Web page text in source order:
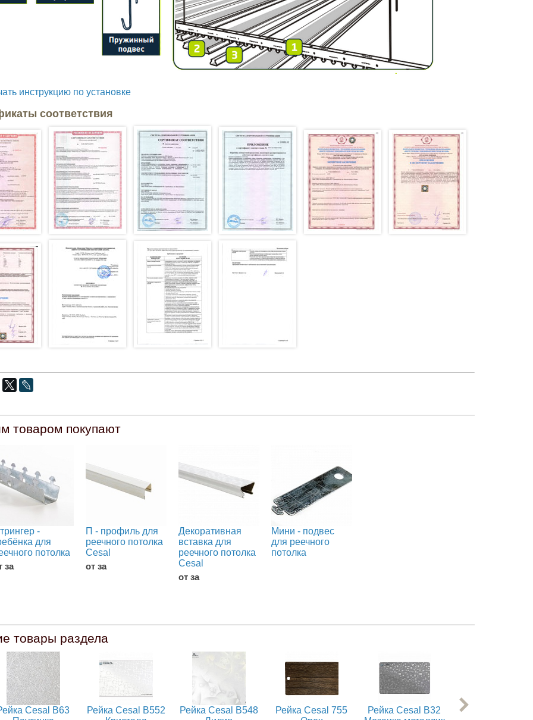
инструкцию по установке
соответствия
товаром покупают
-
для
потолка
за
П - профиль для
реечного потолка
Cesal
от за
Декоративная
вставка для
реечного потолка
Cesal
от за
Мини - подвес
для реечного
потолка
товары раздела
Cesal B63
Рейка Cesal B552
Рейка Cesal B548
Рейка Cesal 755
Рейка Cesal В32
Рейка Cesal